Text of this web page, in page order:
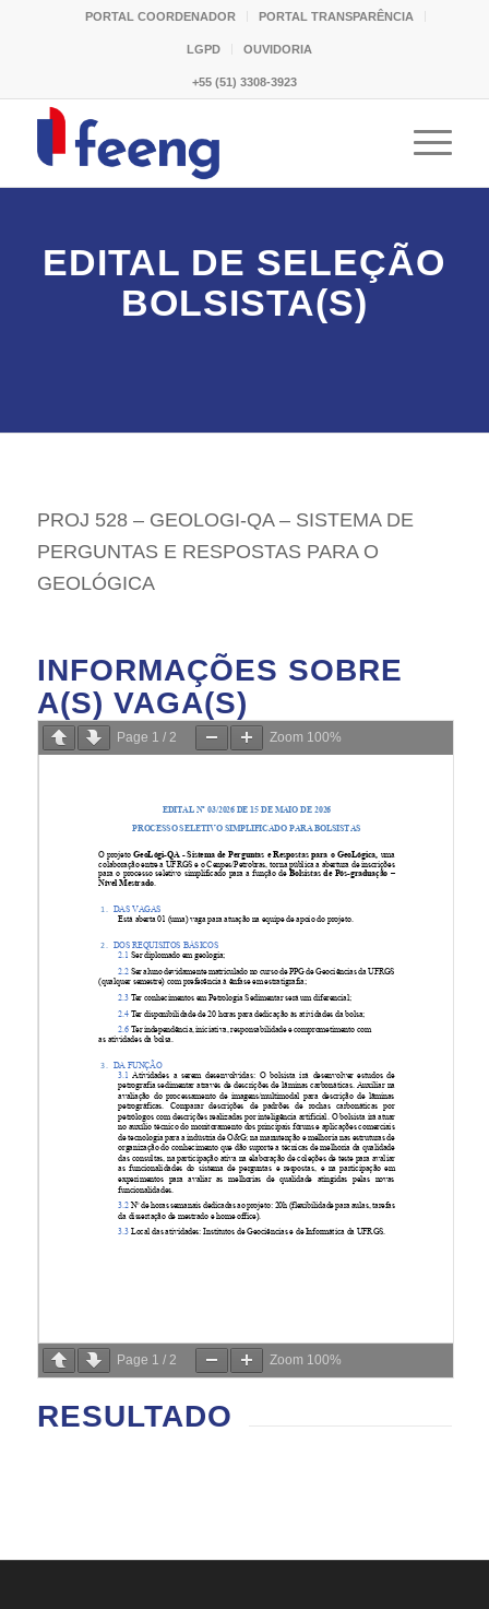
PORTAL COORDENADOR PORTAL TRANSPARÊNCIA
LGPD OUVIDORIA
+55 (51) 3308-3923
EDITAL DE SELEÇÃO
BOLSISTA(S)
PROJ 528 – GEOLOGI-QA – SISTEMA DE
PERGUNTAS E RESPOSTAS PARA O
GEOLÓGICA
INFORMAÇÕES SOBRE
A(S) VAGA(S)
Page 1 / 2 Zoom 100%
Page 1 / 2 Zoom 100%
RESULTADO